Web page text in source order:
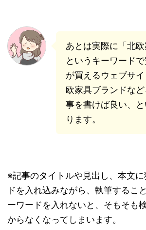
あとは実際に「北
というキーワード
が買えるウェブサ
欧家具ブランドな
事を書けば良い、
ります。
※記事のタイトルや見出し、本文
ドを入れ込みながら、執筆するこ
ーワードを入れないと、そもそも
からなくなってしまいます。